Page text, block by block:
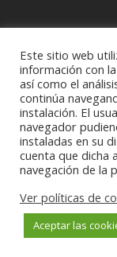
AVISO LEGAL-
Este sitio web
información con
así como el
continúa
instalación. El
navegador
instaladas en su
cuenta que dicha
navegación de la
Ver políticas de
Aceptar las